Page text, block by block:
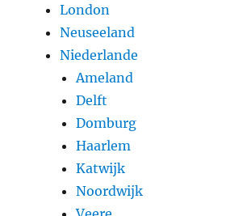
London
Neuseeland
Niederlande
Ameland
Delft
Domburg
Haarlem
Katwijk
Noordwijk